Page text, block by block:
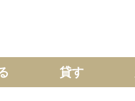
貸す